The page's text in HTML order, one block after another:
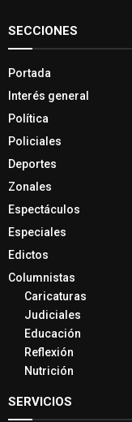
SECCIONES
Portada
Interés general
Política
Policiales
Deportes
Zonales
Espectáculos
Especiales
Edictos
Columnistas
Caricaturas
Judiciales
Educación
Reflexión
Nutrición
SERVICIOS